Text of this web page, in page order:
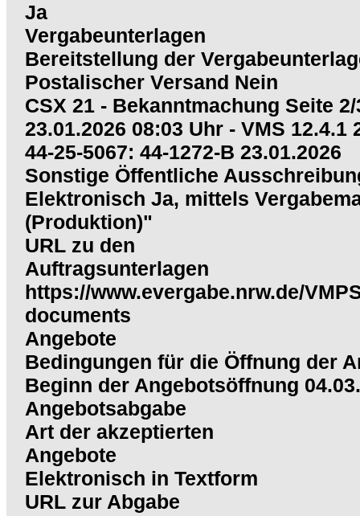
Ja
Vergabeunterlagen
Bereitstellung der
Postalischer Versand Nein
CSX 21 - Bekanntmachung Seite 2/
23.01.2026 08:03 Uhr - VMS 12.4.1
44-25-5067: 44-1272-B 23.01.2026
Sonstige Öffentliche
Elektronisch Ja, mittels
(Produktion)"
URL zu den
Auftragsunterlagen
https://www.evergabe.nrw.de/
documents
Angebote
Bedingungen für die Öffnung der
Beginn der Angebotsöffnung
Angebotsabgabe
Art der akzeptierten
Angebote
Elektronisch in Textform
URL zur Abgabe